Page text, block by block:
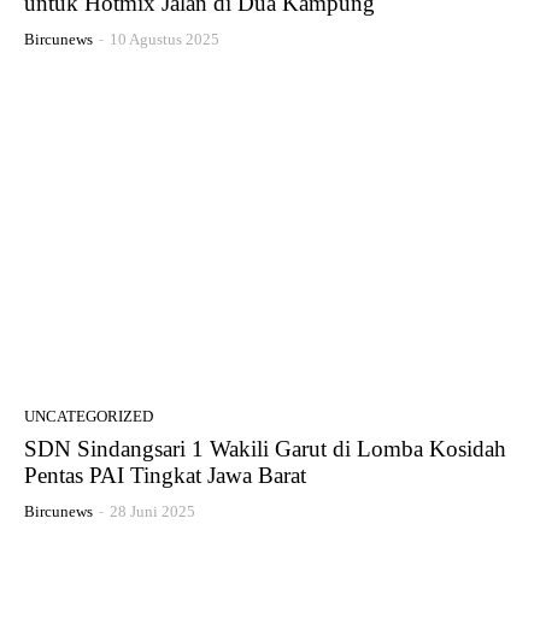
Bircunews - 10 Agustus 2025
UNCATEGORIZED
SDN Sindangsari 1 Wakili Garut di Lomba Kosidah
Pentas PAI Tingkat Jawa Barat
Bircunews - 28 Juni 2025